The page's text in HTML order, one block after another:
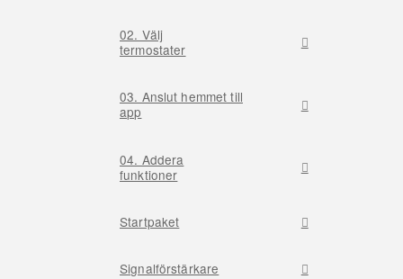
02. Välj
termostater
03. Anslut hemmet till
app
04. Addera
funktioner
Startpaket
Signalförstärkare